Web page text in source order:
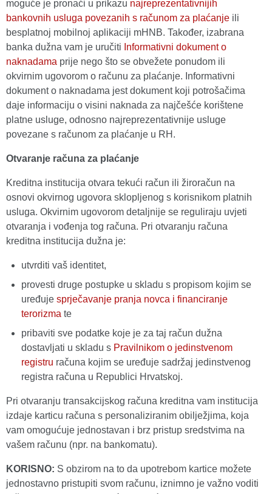
moguće je pronaći u prikazu najreprezentativnijih
bankovnih usluga povezanih s računom za plaćanje ili
besplatnoj mobilnoj aplikaciji mHNB. Također, izabrana
banka dužna vam je uručiti Informativni dokument o
naknadama prije nego što se obvežete ponudom ili
okvirnim ugovorom o računu za plaćanje. Informativni
dokument o naknadama jest dokument koji potrošačima
daje informaciju o visini naknada za najčešće korištene
platne usluge, odnosno najreprezentativnije usluge
povezane s računom za plaćanje u RH.
Otvaranje računa za plaćanje
Kreditna institucija otvara tekući račun ili žiroračun na
osnovi okvirnog ugovora sklopljenog s korisnikom platnih
usluga. Okvirnim ugovorom detaljnije se reguliraju uvjeti
otvaranja i vođenja tog računa. Pri otvaranju računa
kreditna institucija dužna je:
utvrditi vaš identitet,
provesti druge postupke u skladu s propisom kojim se
uređuje sprječavanje pranja novca i financiranje
terorizma te
pribaviti sve podatke koje je za taj račun dužna
dostavljati u skladu s Pravilnikom o jedinstvenom
registru računa kojim se uređuje sadržaj jedinstvenog
registra računa u Republici Hrvatskoj.
Pri otvaranju transakcijskog računa kreditna vam institucija
izdaje karticu računa s personaliziranim obilježjima, koja
vam omogućuje jednostavan i brz pristup sredstvima na
vašem računu (npr. na bankomatu).
KORISNO: S obzirom na to da upotrebom kartice možete
jednostavno pristupiti svom računu, iznimno je važno voditi